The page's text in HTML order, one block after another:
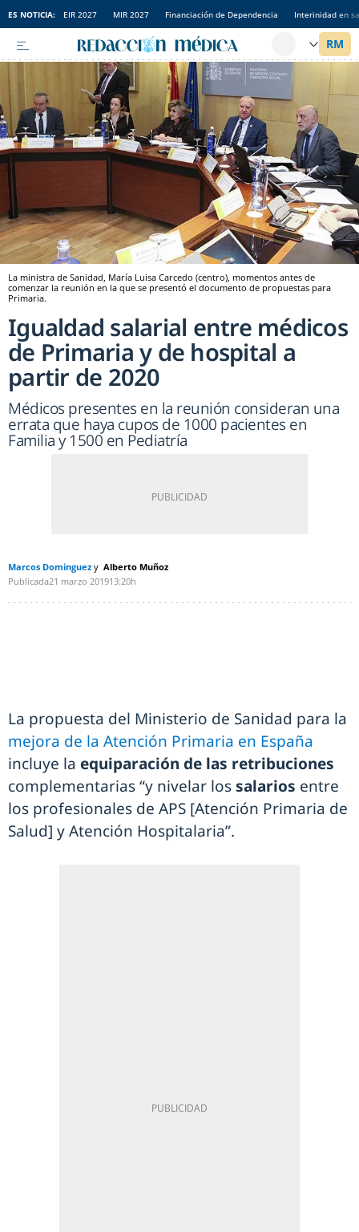
ES NOTICIA: EIR 2027 MIR 2027 Financiación de Dependencia Interinidad en
La ministra de Sanidad, María Luisa Carcedo (centro), momentos antes de
comenzar la reunión en la que se presentó el documento de propuestas para
Primaria.
Igualdad salarial entre médicos
de Primaria y de hospital a
partir de 2020
Médicos presentes en la reunión consideran una
errata que haya cupos de 1000 pacientes en
Familia y 1500 en Pediatría
Marcos Dominguez
Alberto Muñoz
Publicada21 marzo 201913:20h
La propuesta del Ministerio de Sanidad para la
mejora de la Atención Primaria en España
incluye la equiparación de las retribuciones
complementarias “y nivelar lossalarios entre
los profesionales de APS [Atención Primaria de
Salud] y Atención Hospitalaria”.